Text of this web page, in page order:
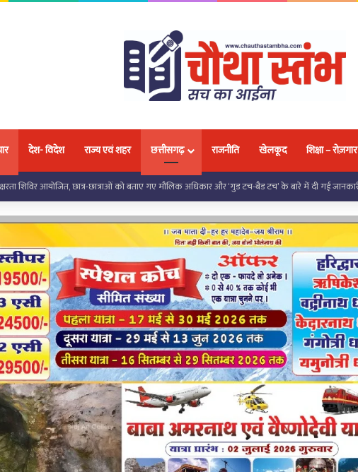
देश- विदेश राज्य एवं शहर छत्तीसगढ़ राजनीति खेलकूद शिक्षा – रोज़गार
के तहत छात्राओं को मिली निःशुल्क साइकिल, जनप्रतिनिधियों ने शिक्षा के लिए किया प्रेरित